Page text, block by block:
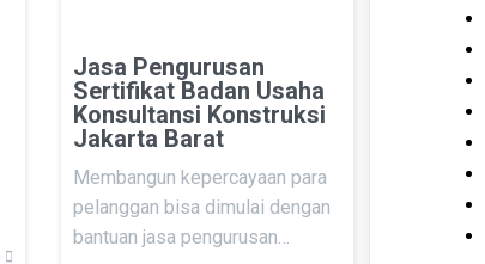
Jasa Pengurusan
Sertifikat Badan Usaha
Konsultansi Konstruksi
Jakarta Barat
Membangun kepercayaan para
pelanggan bisa dimulai dengan
bantuan jasa pengurusan…